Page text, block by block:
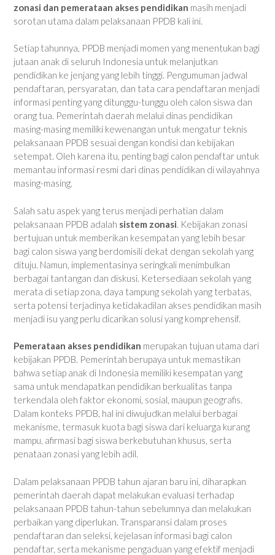
zonasi dan pemerataan akses pendidikan masih menjadi
sorotan utama dalam pelaksanaan PPDB kali ini.
Setiap tahunnya, PPDB menjadi momen yang menentukan bagi
jutaan anak di seluruh Indonesia untuk melanjutkan
pendidikan ke jenjang yang lebih tinggi. Pengumuman jadwal
pendaftaran, persyaratan, dan tata cara pendaftaran menjadi
informasi penting yang ditunggu-tunggu oleh calon siswa dan
orang tua. Pemerintah daerah melalui dinas pendidikan
masing-masing memiliki kewenangan untuk mengatur teknis
pelaksanaan PPDB sesuai dengan kondisi dan kebijakan
setempat. Oleh karena itu, penting bagi calon pendaftar untuk
memantau informasi resmi dari dinas pendidikan di wilayahnya
masing-masing.
Salah satu aspek yang terus menjadi perhatian dalam
pelaksanaan PPDB adalah sistem zonasi. Kebijakan zonasi
bertujuan untuk memberikan kesempatan yang lebih besar
bagi calon siswa yang berdomisili dekat dengan sekolah yang
dituju. Namun, implementasinya seringkali menimbulkan
berbagai tantangan dan diskusi. Ketersediaan sekolah yang
merata di setiap zona, daya tampung sekolah yang terbatas,
serta potensi terjadinya ketidakadilan akses pendidikan masih
menjadi isu yang perlu dicarikan solusi yang komprehensif.
Pemerataan akses pendidikan merupakan tujuan utama dari
kebijakan PPDB. Pemerintah berupaya untuk memastikan
bahwa setiap anak di Indonesia memiliki kesempatan yang
sama untuk mendapatkan pendidikan berkualitas tanpa
terkendala oleh faktor ekonomi, sosial, maupun geografis.
Dalam konteks PPDB, hal ini diwujudkan melalui berbagai
mekanisme, termasuk kuota bagi siswa dari keluarga kurang
mampu, afirmasi bagi siswa berkebutuhan khusus, serta
penataan zonasi yang lebih adil.
Dalam pelaksanaan PPDB tahun ajaran baru ini, diharapkan
pemerintah daerah dapat melakukan evaluasi terhadap
pelaksanaan PPDB tahun-tahun sebelumnya dan melakukan
perbaikan yang diperlukan. Transparansi dalam proses
pendaftaran dan seleksi, kejelasan informasi bagi calon
pendaftar, serta mekanisme pengaduan yang efektif menjadi